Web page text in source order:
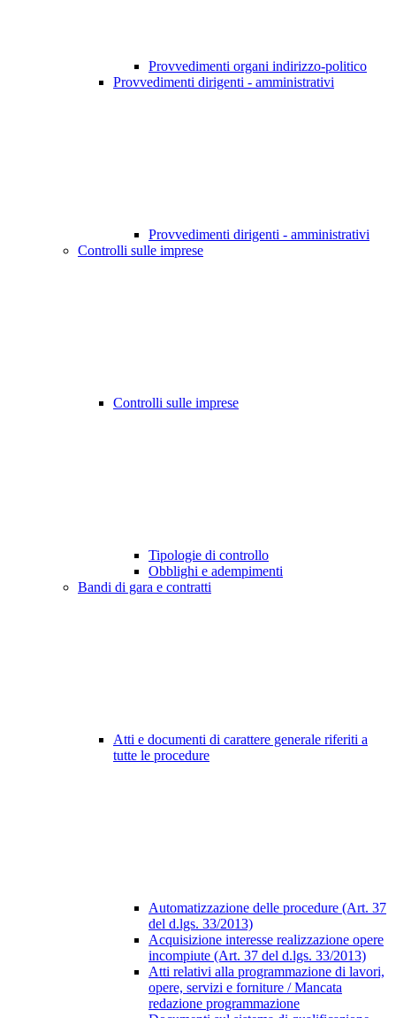
Provvedimenti organi indirizzo-politico
Provvedimenti dirigenti - amministrativi
Provvedimenti dirigenti - amministrativi
Controlli sulle imprese
Controlli sulle imprese
Tipologie di controllo
Obblighi e adempimenti
Bandi di gara e contratti
Atti e documenti di carattere generale riferiti a
tutte le procedure
Automatizzazione delle procedure (Art. 37
del d.lgs. 33/2013)
Acquisizione interesse realizzazione opere
incompiute (Art. 37 del d.lgs. 33/2013)
Atti relativi alla programmazione di lavori,
opere, servizi e forniture / Mancata
redazione programmazione